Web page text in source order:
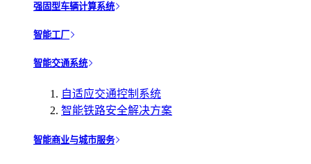
强固型车辆计算系统
智能工厂
智能交通系统
自适应交通控制系统
智能铁路安全解决方案
智能商业与城市服务